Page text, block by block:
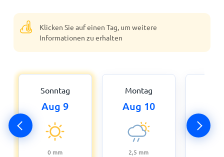
Klicken Sie auf einen Tag, um weitere
Informationen zu erhalten
Sonntag
Aug 9
0 mm
Montag
Aug 10
2,5 mm